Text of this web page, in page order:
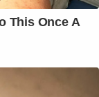
This Once A